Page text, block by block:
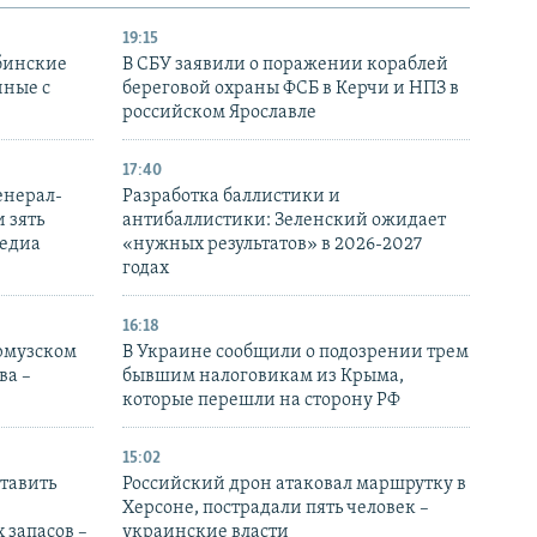
с
19:15
В СБУ заявили о поражении кораблей
береговой охраны ФСБ в Керчи и НПЗ в
российском Ярославле
17:40
Разработка баллистики и
антибаллистики: Зеленский ожидает
«нужных результатов» в 2026-2027
годах
–
16:18
В Украине сообщили о подозрении трем
бывшим налоговикам из Крыма,
которые перешли на сторону РФ
–
15:02
Российский дрон атаковал маршрутку в
Херсоне, пострадали пять человек –
украинские власти